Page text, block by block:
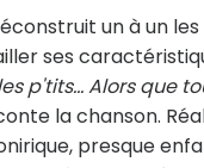
un à un
ses
p'tits... Alors que
la chanson.
presque